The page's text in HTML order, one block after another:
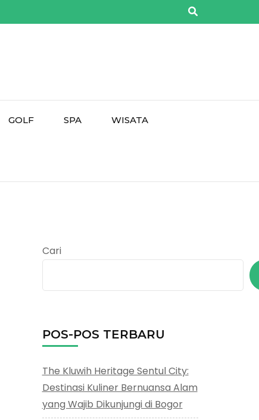
GOLF SPA WISATA
Cari
POS-POS TERBARU
The Kluwih Heritage Sentul City:
Destinasi Kuliner Bernuansa Alam
yang Wajib Dikunjungi di Bogor